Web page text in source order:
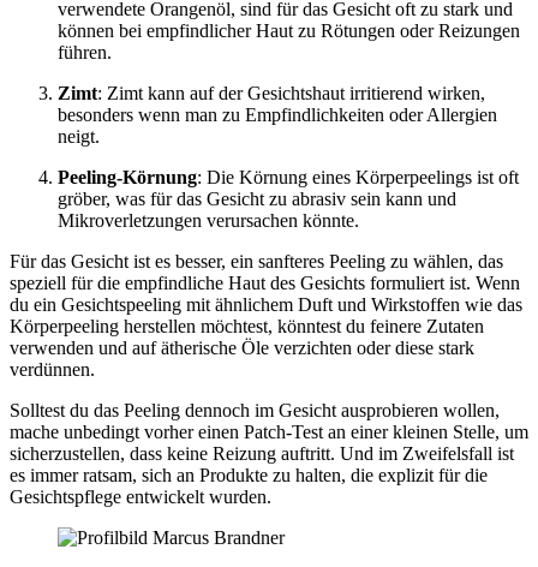
verwendete Orangenöl, sind für das Gesicht oft zu stark und
können bei empfindlicher Haut zu Rötungen oder Reizungen
führen.
Zimt: Zimt kann auf der Gesichtshaut irritierend wirken,
besonders wenn man zu Empfindlichkeiten oder Allergien
neigt.
Peeling-Körnung: Die Körnung eines Körperpeelings ist oft
gröber, was für das Gesicht zu abrasiv sein kann und
Mikroverletzungen verursachen könnte.
Für das Gesicht ist es besser, ein sanfteres Peeling zu wählen, das
speziell für die empfindliche Haut des Gesichts formuliert ist. Wenn
du ein Gesichtspeeling mit ähnlichem Duft und Wirkstoffen wie das
Körperpeeling herstellen möchtest, könntest du feinere Zutaten
verwenden und auf ätherische Öle verzichten oder diese stark
verdünnen.
Solltest du das Peeling dennoch im Gesicht ausprobieren wollen,
mache unbedingt vorher einen Patch-Test an einer kleinen Stelle, um
sicherzustellen, dass keine Reizung auftritt. Und im Zweifelsfall ist
es immer ratsam, sich an Produkte zu halten, die explizit für die
Gesichtspflege entwickelt wurden.